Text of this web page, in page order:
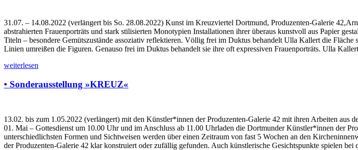
31.07. – 14.08.2022 (verlängert bis So. 28.08.2022) Kunst im Kreuzviertel Dortmund, Produzenten-Galerie
abstrahierten Frauenporträts und stark stilisierten Monotypien Installationen ihrer überaus kunstvoll aus Papier
Titeln – besondere Gemütszustände assoziativ reflektieren. Völlig frei im Duktus behandelt Ulla Kallert die
Linien umreißen die Figuren. Genauso frei im Duktus behandelt sie ihre oft expressiven Frauenporträts. Ulla
weiterlesen
• Sonderausstellung »KREUZ«
13.02. bis zum 1.05.2022 (verlängert) mit den Künstler*innen der Produzenten-Galerie 42 mit ihren Arbeiten
01. Mai – Gottesdienst um 10.00 Uhr und im Anschluss ab 11.00 Uhrladen die Dortmunder Künstler*innen der
unterschiedlichsten Formen und Sichtweisen werden über einen Zeitraum von fast 5 Wochen an den
der Produzenten-Galerie 42 klar konstruiert oder zufällig gefunden. Auch künstlerische Gesichtspunkte spielen